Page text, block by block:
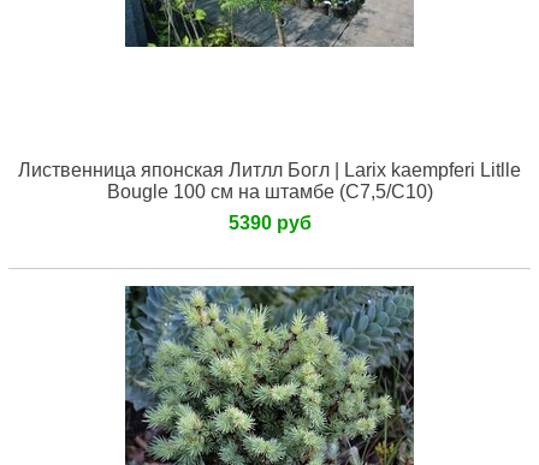
Лиственница японская Литлл Богл | Larix kaempferi Litlle
Bougle 100 см на штамбе (С7,5/С10)
5390 руб